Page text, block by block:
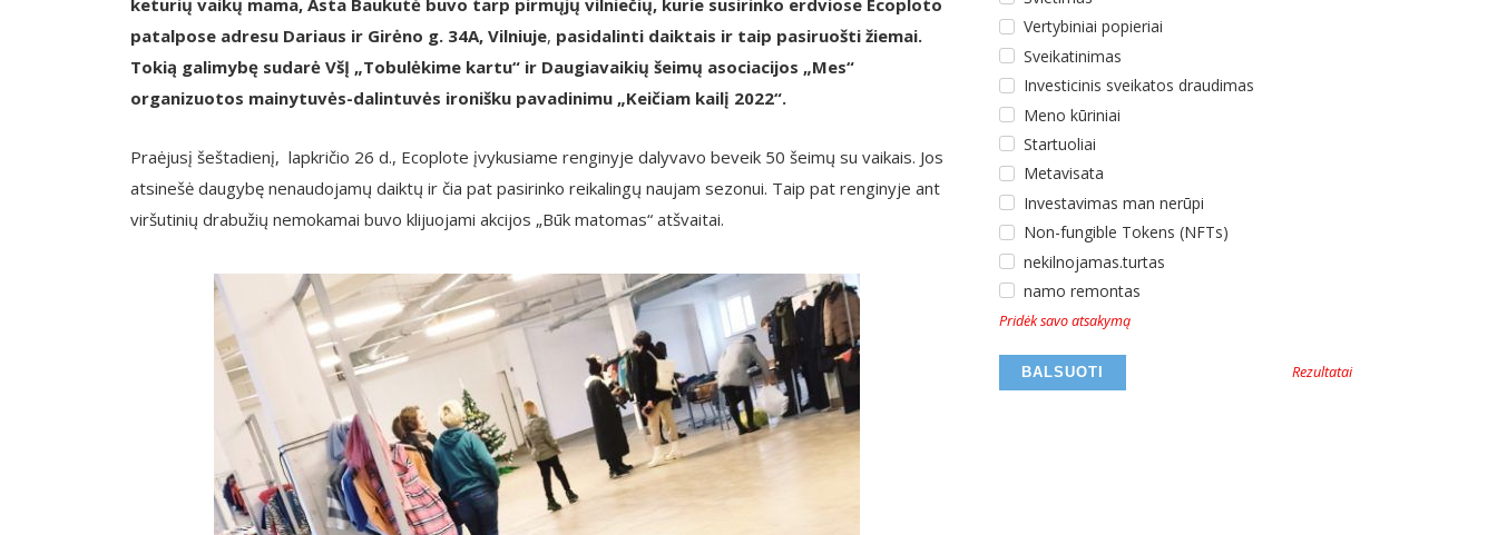
patalpose adresu Dariaus ir Girėno g. 34A, Vilniuje, pasidalinti daiktais ir taip pasiruošti žiemai.
Tokią galimybę sudarė VšĮ „Tobulėkime kartu“ ir Daugiavaikių šeimų asociacijos „Mes“
organizuotos mainytuvės-dalintuvės ironišku pavadinimu „Keičiam kailį 2022“.
Praėjusį šeštadienį, lapkričio 26 d., Ecoplote įvykusiame renginyje dalyvavo beveik 50 šeimų su vaikais. Jos
atsinešė daugybę nenaudojamų daiktų ir čia pat pasirinko reikalingų naujam sezonui. Taip pat renginyje ant
viršutinių drabužių nemokamai buvo klijuojami akcijos „Būk matomas“ atšvaitai.
Vertybiniai popieriai
Sveikatinimas
Investicinis sveikatos draudimas
Meno kūriniai
Startuoliai
Metavisata
Investavimas man nerūpi
Non-fungible Tokens (NFTs)
nekilnojamas.turtas
namo remontas
Pridėk savo atsakymą
Rezultatai